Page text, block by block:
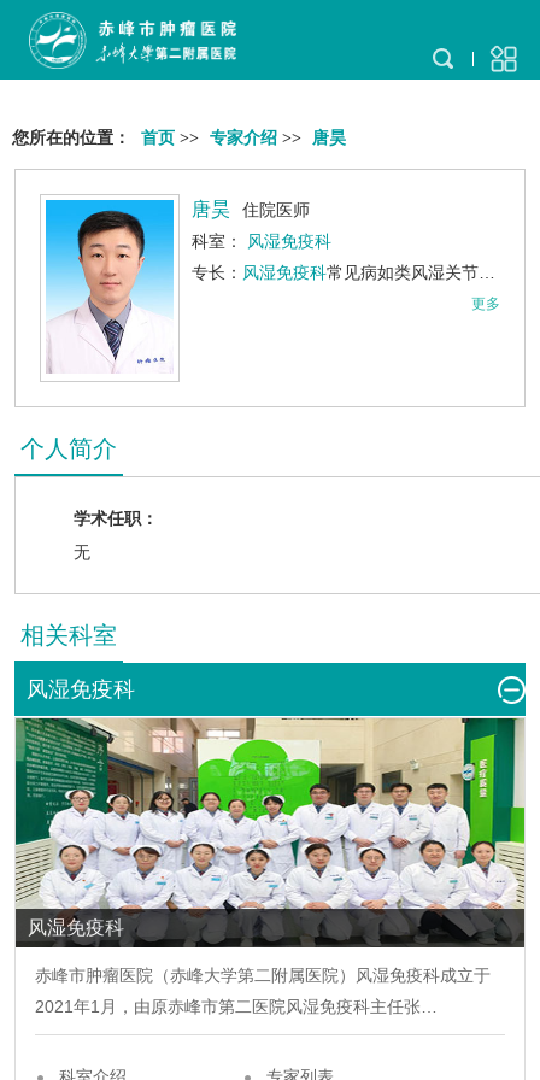
您所在的位置： 首页 >> 专家介绍 >> 唐昊
唐昊
住院医师
科室：
风湿免疫科
专长： 风湿免疫科常见病如类风湿关节炎、系统性红斑狼疮、强直性脊柱炎、痛风、骨关节炎及斑块状银屑病等疾病的诊治。
更多
个人简介
学术任职：
无
相关科室
风湿免疫科
风湿免疫科
赤峰市肿瘤医院（赤峰大学第二附属医院） 风湿免疫科成立于
2021年1月，由原赤峰市第二医院 风湿免疫科主任张…